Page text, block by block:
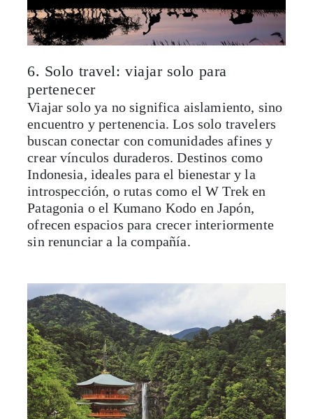
6. Solo travel: viajar solo para
pertenecer
Viajar solo ya no significa aislamiento, sino
encuentro y pertenencia. Los solo travelers
buscan conectar con comunidades afines y
crear vínculos duraderos. Destinos como
Indonesia, ideales para el bienestar y la
introspección, o rutas como el W Trek en
Patagonia o el Kumano Kodo en Japón,
ofrecen espacios para crecer interiormente
sin renunciar a la compañía.